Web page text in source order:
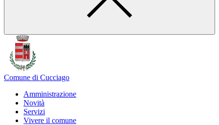
Comune di Cucciago
Amministrazione
Novità
Servizi
Vivere il comune